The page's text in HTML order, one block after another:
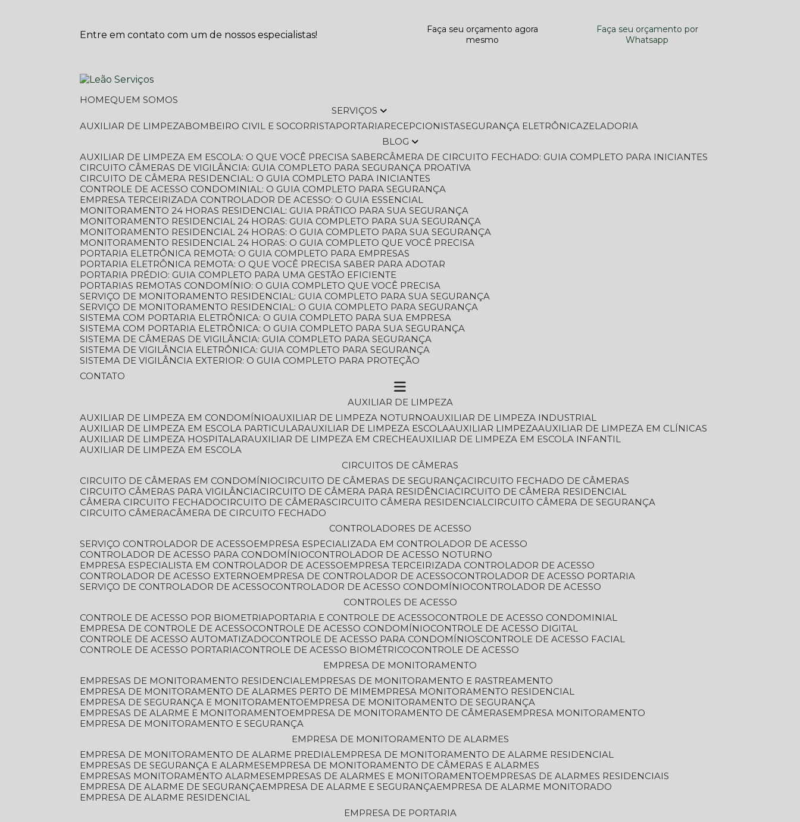
Entre em contato com um de nossos especialistas!
Faça seu orçamento agora
mesmo
Faça seu orçamento por
Whatsapp
HOME
QUEM SOMOS
SERVIÇOS
AUXILIAR DE LIMPEZA
BOMBEIRO CIVIL E SOCORRISTA PORTARIA RECEPCIONISTA SEGURANÇA ELETRÔNICA
ZELADORIA
BLOG
AUXILIAR DE LIMPEZA EM ESCOLA: O QUE VOCÊ PRECISA SABER
CÂMERA DE CIRCUITO FECHADO: GUIA COMPLETO PARA INICIANTES
CIRCUITO CÂMERAS DE VIGILÂNCIA: GUIA COMPLETO PARA SEGURANÇA PROATIVA
CIRCUITO DE CÂMERA RESIDENCIAL: O GUIA COMPLETO PARA INICIANTES
CONTROLE DE ACESSO CONDOMINIAL: O GUIA COMPLETO PARA SEGURANÇA
EMPRESA TERCEIRIZADA CONTROLADOR DE ACESSO: O GUIA ESSENCIAL
MONITORAMENTO 24 HORAS RESIDENCIAL: GUIA PRÁTICO PARA SUA SEGURANÇA
MONITORAMENTO RESIDENCIAL 24 HORAS: GUIA COMPLETO PARA SUA SEGURANÇA
MONITORAMENTO RESIDENCIAL 24 HORAS: O GUIA COMPLETO PARA SUA SEGURANÇA
MONITORAMENTO RESIDENCIAL 24 HORAS: O GUIA COMPLETO QUE VOCÊ PRECISA
PORTARIA ELETRÔNICA REMOTA: O GUIA COMPLETO PARA EMPRESAS
PORTARIA ELETRÔNICA REMOTA: O QUE VOCÊ PRECISA SABER PARA ADOTAR
PORTARIA PRÉDIO: GUIA COMPLETO PARA UMA GESTÃO EFICIENTE
PORTARIAS REMOTAS CONDOMÍNIO: O GUIA COMPLETO QUE VOCÊ PRECISA
SERVIÇO DE MONITORAMENTO RESIDENCIAL: GUIA COMPLETO PARA SUA SEGURANÇA
SERVIÇO DE MONITORAMENTO RESIDENCIAL: O GUIA COMPLETO PARA SEGURANÇA
SISTEMA COM PORTARIA ELETRÔNICA: O GUIA COMPLETO PARA SUA EMPRESA
SISTEMA COM PORTARIA ELETRÔNICA: O GUIA COMPLETO PARA SUA SEGURANÇA
SISTEMA DE CÂMERAS DE VIGILÂNCIA: GUIA COMPLETO PARA SEGURANÇA
SISTEMA DE VIGILÂNCIA ELETRÔNICA: GUIA COMPLETO PARA SEGURANÇA
SISTEMA DE VIGILÂNCIA EXTERIOR: O GUIA COMPLETO PARA PROTEÇÃO
CONTATO
AUXILIAR DE LIMPEZA
AUXILIAR DE LIMPEZA EM CONDOMÍNIO
AUXILIAR DE LIMPEZA NOTURNO
AUXILIAR DE LIMPEZA INDUSTRIAL
AUXILIAR DE LIMPEZA EM ESCOLA PARTICULAR
AUXILIAR DE LIMPEZA ESCOLA AUXILIAR LIMPEZA
AUXILIAR DE LIMPEZA EM CLÍNICAS
AUXILIAR DE LIMPEZA HOSPITALAR
AUXILIAR DE LIMPEZA EM CRECHE
AUXILIAR DE LIMPEZA EM ESCOLA INFANTIL
AUXILIAR DE LIMPEZA EM ESCOLA
CIRCUITOS DE CÂMERAS
CIRCUITO DE CÂMERAS EM CONDOMÍNIO
CIRCUITO DE CÂMERAS DE SEGURANÇA
CIRCUITO FECHADO DE CÂMERAS
CIRCUITO CÂMERAS PARA VIGILÂNCIA
CIRCUITO DE CÂMERA PARA RESIDÊNCIA
CIRCUITO DE CÂMERA RESIDENCIAL
CÂMERA CIRCUITO FECHADO
CIRCUITO DE CÂMERAS CIRCUITO CÂMERA RESIDENCIAL
CIRCUITO CÂMERA DE SEGURANÇA
CIRCUITO CÂMERA
CÂMERA DE CIRCUITO FECHADO
CONTROLADORES DE ACESSO
SERVIÇO CONTROLADOR DE ACESSO
EMPRESA ESPECIALIZADA EM CONTROLADOR DE ACESSO
CONTROLADOR DE ACESSO PARA CONDOMÍNIO
CONTROLADOR DE ACESSO NOTURNO
EMPRESA ESPECIALISTA EM CONTROLADOR DE ACESSO
EMPRESA TERCEIRIZADA CONTROLADOR DE ACESSO
CONTROLADOR DE ACESSO EXTERNO
EMPRESA DE CONTROLADOR DE ACESSO
CONTROLADOR DE ACESSO PORTARIA
SERVIÇO DE CONTROLADOR DE ACESSO
CONTROLADOR DE ACESSO CONDOMÍNIO
CONTROLADOR DE ACESSO
CONTROLES DE ACESSO
CONTROLE DE ACESSO POR BIOMETRIA
PORTARIA E CONTROLE DE ACESSO
CONTROLE DE ACESSO CONDOMINIAL
EMPRESA DE CONTROLE DE ACESSO
CONTROLE DE ACESSO CONDOMÍNIO
CONTROLE DE ACESSO DIGITAL
CONTROLE DE ACESSO AUTOMATIZADO
CONTROLE DE ACESSO PARA CONDOMÍNIOS
CONTROLE DE ACESSO FACIAL
CONTROLE DE ACESSO PORTARIA CONTROLE DE ACESSO BIOMÉTRICO
CONTROLE DE ACESSO
EMPRESA DE MONITORAMENTO
EMPRESAS DE MONITORAMENTO RESIDENCIAL
EMPRESAS DE MONITORAMENTO E RASTREAMENTO
EMPRESA DE MONITORAMENTO DE ALARMES PERTO DE MIM
EMPRESA MONITORAMENTO RESIDENCIAL
EMPRESA DE SEGURANÇA E MONITORAMENTO
EMPRESA DE MONITORAMENTO DE SEGURANÇA
EMPRESAS DE ALARME E MONITORAMENTO
EMPRESA DE MONITORAMENTO DE CÂMERAS
EMPRESA MONITORAMENTO
EMPRESA DE MONITORAMENTO E SEGURANÇA
EMPRESA DE MONITORAMENTO DE ALARMES
EMPRESA DE MONITORAMENTO DE ALARME PREDIAL
EMPRESA DE MONITORAMENTO DE ALARME RESIDENCIAL
EMPRESAS DE SEGURANÇA E ALARMES
EMPRESA DE MONITORAMENTO DE CÂMERAS E ALARMES
EMPRESAS MONITORAMENTO ALARMES
EMPRESAS DE ALARMES E MONITORAMENTO
EMPRESAS DE ALARMES RESIDENCIAIS
EMPRESA DE ALARME DE SEGURANÇA
EMPRESA DE ALARME E SEGURANÇA
EMPRESA DE ALARME MONITORADO
EMPRESA DE ALARME RESIDENCIAL
EMPRESA DE PORTARIA